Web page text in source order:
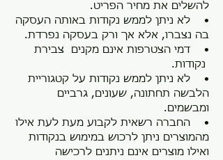
להשלים את מחיר הפריט.
• לא ניתן לממש נקודות באותה העסקה
בה נצברו, אלא אך ורק בעסקה נפרדת.
• דמי הצטרפות אינם מקנים צבירת
נקודות.
• לא ניתן לממש נקודות על קטגוריית
הלבשה תחתונה, שעונים, גרביים
ומבשמים.
• החברה רשאית לקבוע מעת לעת אילו
מהמוצרים ניתן לרכוש במימוש בנקודות
ואילו מוצרים אינם ניתנים לרכישה